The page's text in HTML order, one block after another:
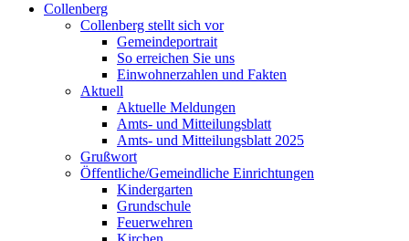
Collenberg
Collenberg stellt sich vor
Gemeindeportrait
So erreichen Sie uns
Einwohnerzahlen und Fakten
Aktuell
Aktuelle Meldungen
Amts- und Mitteilungsblatt
Amts- und Mitteilungsblatt 2025
Grußwort
Öffentliche/Gemeindliche Einrichtungen
Kindergarten
Grundschule
Feuerwehren